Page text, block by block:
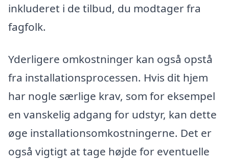
inkluderet i de tilbud, du modtager fra
fagfolk.
Yderligere omkostninger kan også opstå
fra installationsprocessen. Hvis dit hjem
har nogle særlige krav, som for eksempel
en vanskelig adgang for udstyr, kan dette
øge installationsomkostningerne. Det er
også vigtigt at tage højde for eventuelle